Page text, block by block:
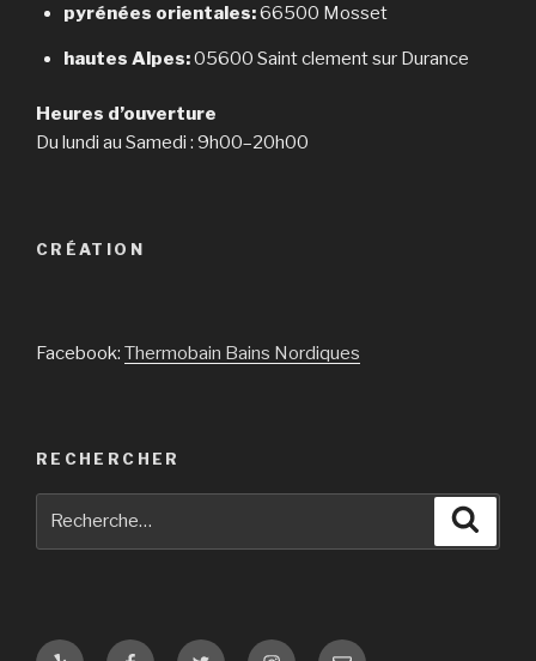
pyrénées orientales:66500 Mosset
hautes Alpes:05600 Saint clement sur Durance
Heures d’ouverture
Du lundi au Samedi : 9h00–20h00
CRÉATION
Facebook: Thermobain Bains Nordiques
RECHERCHER
Yelp FacebookTwitter Instagram
E-